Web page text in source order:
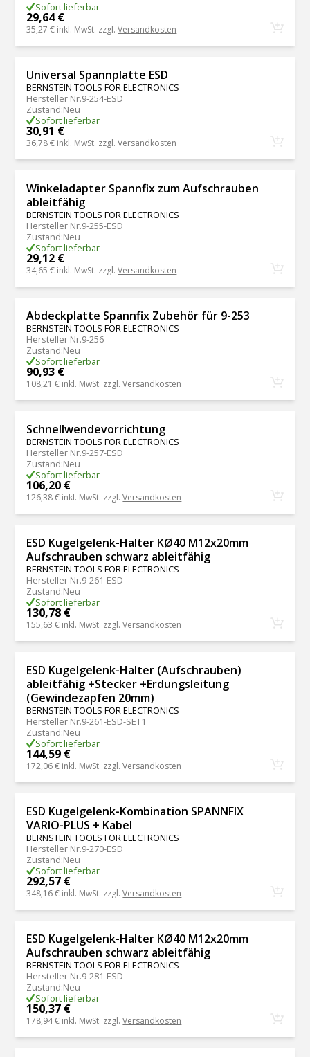
Sofort lieferbar
29,64 €
35,27 € inkl. MwSt. zzgl.Versandkosten
Universal Spannplatte ESD
BERNSTEIN TOOLS FOR ELECTRONICS
Hersteller Nr.9-254-ESD
Zustand:Neu
Sofort lieferbar
30,91 €
36,78 € inkl. MwSt. zzgl.Versandkosten
Winkeladapter Spannfix zum Aufschrauben
ableitfähig
BERNSTEIN TOOLS FOR ELECTRONICS
Hersteller Nr.9-255-ESD
Zustand:Neu
Sofort lieferbar
29,12 €
34,65 € inkl. MwSt. zzgl.Versandkosten
Abdeckplatte Spannfix Zubehör für 9-253
BERNSTEIN TOOLS FOR ELECTRONICS
Hersteller Nr.9-256
Zustand:Neu
Sofort lieferbar
90,93 €
108,21 € inkl. MwSt. zzgl.Versandkosten
Schnellwendevorrichtung
BERNSTEIN TOOLS FOR ELECTRONICS
Hersteller Nr.9-257-ESD
Zustand:Neu
Sofort lieferbar
106,20 €
126,38 € inkl. MwSt. zzgl.Versandkosten
ESD Kugelgelenk-Halter KØ40 M12x20mm
Aufschrauben schwarz ableitfähig
BERNSTEIN TOOLS FOR ELECTRONICS
Hersteller Nr.9-261-ESD
Zustand:Neu
Sofort lieferbar
130,78 €
155,63 € inkl. MwSt. zzgl.Versandkosten
ESD Kugelgelenk-Halter (Aufschrauben)
ableitfähig +Stecker +Erdungsleitung
(Gewindezapfen 20mm)
BERNSTEIN TOOLS FOR ELECTRONICS
Hersteller Nr.9-261-ESD-SET1
Zustand:Neu
Sofort lieferbar
144,59 €
172,06 € inkl. MwSt. zzgl.Versandkosten
ESD Kugelgelenk-Kombination SPANNFIX
VARIO-PLUS + Kabel
BERNSTEIN TOOLS FOR ELECTRONICS
Hersteller Nr.9-270-ESD
Zustand:Neu
Sofort lieferbar
292,57 €
348,16 € inkl. MwSt. zzgl.Versandkosten
ESD Kugelgelenk-Halter KØ40 M12x20mm
Aufschrauben schwarz ableitfähig
BERNSTEIN TOOLS FOR ELECTRONICS
Hersteller Nr.9-281-ESD
Zustand:Neu
Sofort lieferbar
150,37 €
178,94 € inkl. MwSt. zzgl.Versandkosten